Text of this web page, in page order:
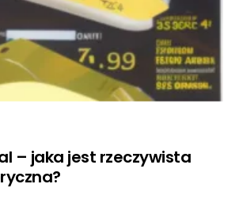
– jaka jest rzeczywista